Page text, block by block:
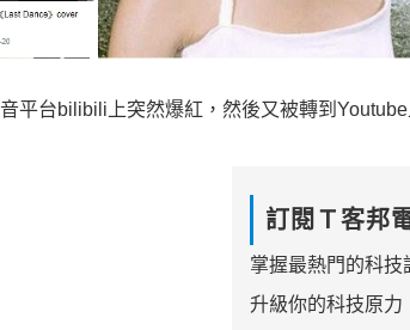
平台bilibili上突然爆紅，然後又被轉到
訂閱Ｔ客邦
掌握最熱門的科技
升級你的科技原力